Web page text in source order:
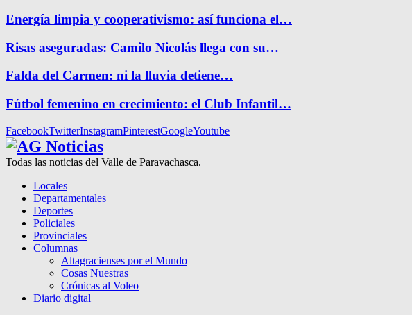
Energía limpia y cooperativismo: así funciona el…
Risas aseguradas: Camilo Nicolás llega con su…
Falda del Carmen: ni la lluvia detiene…
Fútbol femenino en crecimiento: el Club Infantil…
FacebookTwitterInstagramPinterestGoogleYoutube
Todas las noticias del Valle de Paravachasca.
Locales
Departamentales
Deportes
Policiales
Provinciales
Columnas
Altagracienses por el Mundo
Cosas Nuestras
Crónicas al Voleo
Diario digital